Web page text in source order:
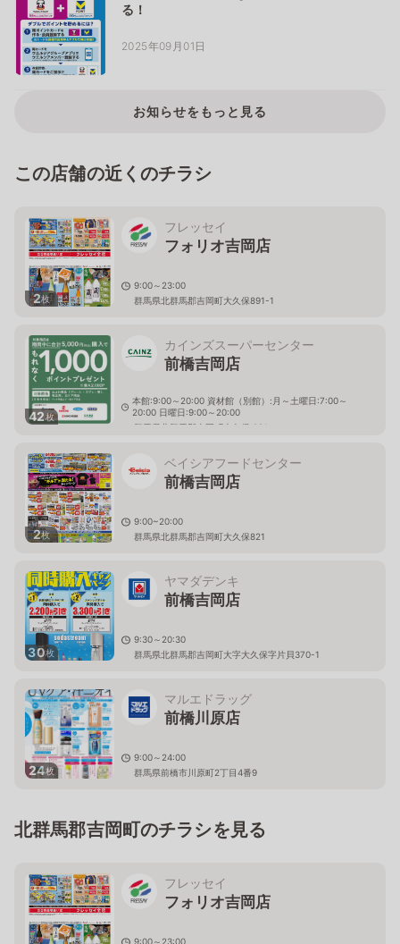
る！
2025年09月01日
お知らせをもっと見る
この店舗の近くのチラシ
2枚
フレッセイ
フォリオ吉岡店
9:00～23:00
群馬県北群馬郡吉岡町大久保891-1
42枚
カインズスーパーセンター
前橋吉岡店
本館:9:00～20:00 資材館（別館）:月～土曜日:7:00～
20:00 日曜日:9:00～20:00
群馬県北群馬郡吉岡町大久保 821
2枚
ベイシアフードセンター
前橋吉岡店
9:00~20:00
群馬県北群馬郡吉岡町大久保821
30枚
ヤマダデンキ
前橋吉岡店
9:30～20:30
群馬県北群馬郡吉岡町大字大久保字片貝370-1
24枚
マルエドラッグ
前橋川原店
9:00～24:00
群馬県前橋市川原町2丁目4番9
北群馬郡吉岡町のチラシを見る
フレッセイ
フォリオ吉岡店
9:00～23:00